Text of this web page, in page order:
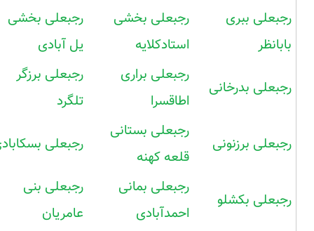
رجبعلی ببری
بابانظر
رجبعلی بخشی
استادکلایه
رجبعلی بخشی
یل آبادی
رجبعلی بدرخانی
رجبعلی براری
اطاقسرا
رجبعلی برزگر
تلگرد
رجبعلی برزنونی
رجبعلی بستانی
قلعه کهنه
رجبعلی
رجبعلی بکشلو
رجبعلی بمانی
احمدآبادی
رجبعلی بنی
عامریان